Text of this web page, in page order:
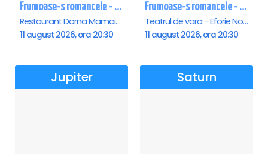
Frumoase-s romancele - Mamaia
Restaurant Dorna Mamaia, Mamaia
11 august 2026, ora 20:30
Frumoase-s romancele - Eforie Nord
Teatrul de vara - Eforie Nord, Eforie-Nord
11 august 2026, ora 20:30
Jupiter Saturn